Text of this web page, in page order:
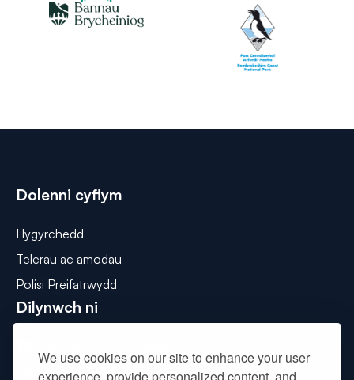
We use cookies on our site to enhance your user
Dolenni cyflym
Hygyrchedd
Telerau ac amodau
Polisi Preifatrwydd
Dilynwch ni
Cysylltwch â ni